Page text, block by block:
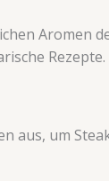
Aromen
Rezepte.
aus, um